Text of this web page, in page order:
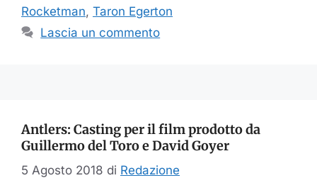
Rocketman, Taron Egerton
Lascia un commento
Antlers: Casting per il film prodotto da
Guillermo del Toro e David Goyer
5 Agosto 2018 di Redazione